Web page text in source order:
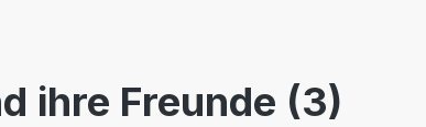
ihre Freunde (3)